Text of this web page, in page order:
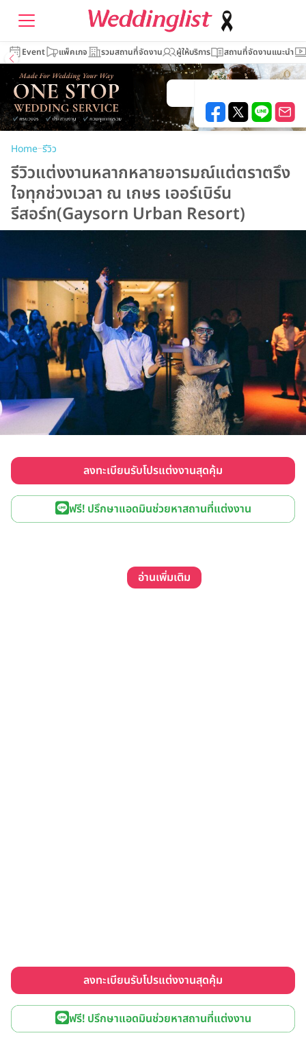
Event แพ็คเกจ รวมสถานที่จัดงาน ผู้ให้บริการ สถานที่จัดงานแนะนำ
Home–รีวิว
รีวิวแต่งงานหลากหลายอารมณ์แต่ตราตรึง
ใจทุกช่วงเวลา ณ เกษร เออร์เบิร์น
รีสอร์ท(Gaysorn Urban Resort)
ลงทะเบียนรับโปรแต่งงานสุดคุ้ม
ฟรี! ปรึกษาแอดมินช่วยหาสถานที่แต่งงาน
อ่านเพิ่มเติม
ลงทะเบียนรับโปรแต่งงานสุดคุ้ม
ฟรี! ปรึกษาแอดมินช่วยหาสถานที่แต่งงาน